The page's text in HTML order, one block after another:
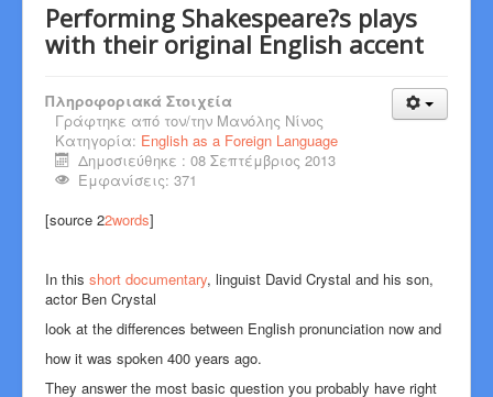
Performing Shakespeare?s plays
with their original English accent
Πληροφοριακά Στοιχεία
Γράφτηκε από τον/την Μανόλης Νίνος
Κατηγορία: English as a Foreign Language
Δημοσιεύθηκε : 08 Σεπτέμβριος 2013
Εμφανίσεις: 371
[source 22words]
In this short documentary, linguist David Crystal and his son,
actor Ben Crystal
look at the differences between English pronunciation now and
how it was spoken 400 years ago.
They answer the most basic question you probably have right